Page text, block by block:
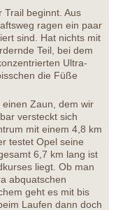
Trail beginnt. Aus
ragen ein paar
sind. Hat nichts mit
Teil, bei dem
Ultra-
die Füße
Zaun, dem wir
versteckt sich
mit einem 4,8 km
testet Opel seine
6,7 km lang ist
liegt. Ob man
abquatschen
geht es mit bis
Laufen dann doch